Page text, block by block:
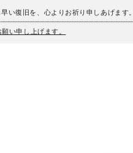
い復旧を、心よりお祈り申しあげます。
い申し上げます。